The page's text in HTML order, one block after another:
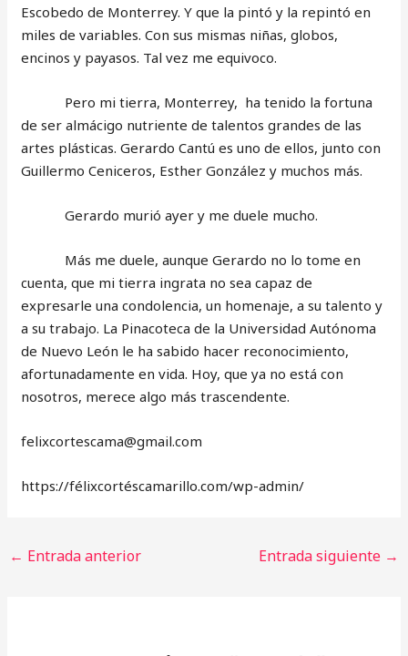
Escobedo de Monterrey. Y que la pintó y la repintó en
miles de variables. Con sus mismas niñas, globos,
encinos y payasos. Tal vez me equivoco.
Pero mi tierra, Monterrey, ha tenido la fortuna
de ser almácigo nutriente de talentos grandes de las
artes plásticas. Gerardo Cantú es uno de ellos, junto con
Guillermo Ceniceros, Esther González y muchos más.
Gerardo murió ayer y me duele mucho.
Más me duele, aunque Gerardo no lo tome en
cuenta, que mi tierra ingrata no sea capaz de
expresarle una condolencia, un homenaje, a su talento y
a su trabajo. La Pinacoteca de la Universidad Autónoma
de Nuevo León le ha sabido hacer reconocimiento,
afortunadamente en vida. Hoy, que ya no está con
nosotros, merece algo más trascendente.
‎felixcortescama@gmail.com
https://félixcortéscamarillo.com/wp-admin/
← Entrada anterior Entrada siguiente →